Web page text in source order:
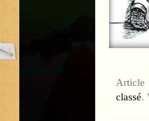
Article
classé.